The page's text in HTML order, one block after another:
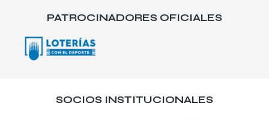
PATROCINADORES OFICIALES
SOCIOS INSTITUCIONALES